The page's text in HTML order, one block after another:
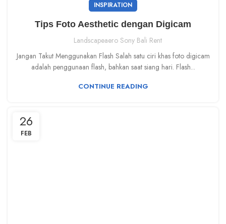
INSPIRATION
Tips Foto Aesthetic dengan Digicam
Landscapeaero Sony Bali Rent
Jangan Takut Menggunakan Flash Salah satu ciri khas foto digicam
adalah penggunaan flash, bahkan saat siang hari. Flash...
CONTINUE READING
26
FEB